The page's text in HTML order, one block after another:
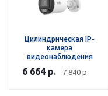
Цилиндрическая IP-
камера
видеонаблюдения
WL
6 664 р. 7 840р.